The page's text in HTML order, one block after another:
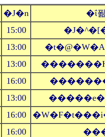
�J�n
�ΐ
15:00
13:00
13:00
16:00
13:00
16:00
16:00